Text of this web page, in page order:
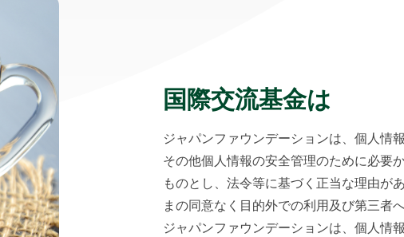
国際交流基金は
ジャパンファウンデーションは、個人情
その他個人情報の安全管理のために必要
ものとし、法令等に基づく正当な理由が
まの同意なく目的外での利用及び第三者
ジャパンファウンデーションは、個人情